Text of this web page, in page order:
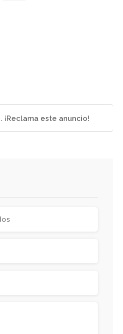
¡Reclama este anuncio!